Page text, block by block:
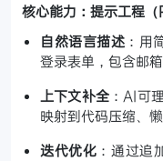
核心能力：提示工程
自然语言描述 ：用
登录表单，包含邮
上下文补全 ：AI可
映射到代码压缩、
迭代优化 ：通过追